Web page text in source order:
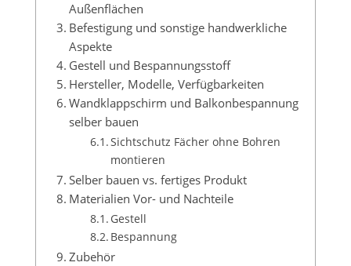
Außenflächen
Befestigung und sonstige handwerkliche
Aspekte
Gestell und Bespannungsstoff
Hersteller, Modelle, Verfügbarkeiten
Wandklappschirm und Balkonbespannung
selber bauen
Sichtschutz Fächer ohne Bohren
montieren
Selber bauen vs. fertiges Produkt
Materialien Vor- und Nachteile
Gestell
Bespannung
Zubehör